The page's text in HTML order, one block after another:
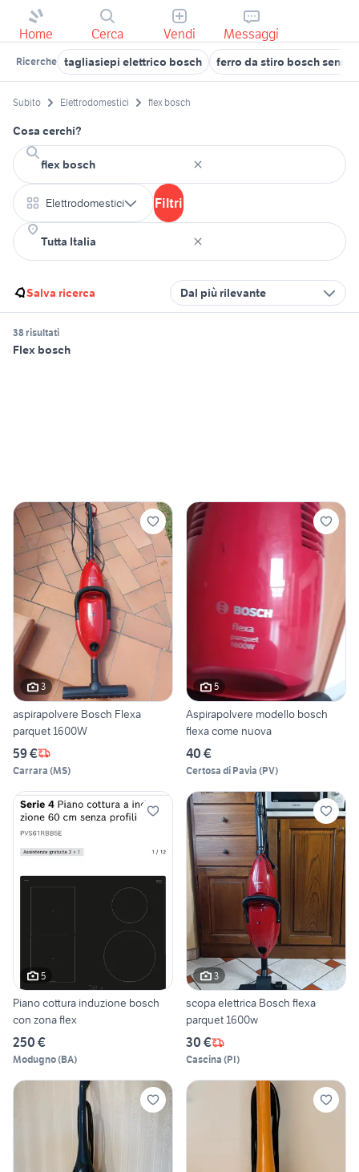
Home Cerca Vendi Messaggi
Ricerche tagliasiepi elettrico bosch ferro da stiro bosch
Subito Elettrodomestici flex bosch
Cosa cerchi?
Elettrodomestici Filtri
Salva ricerca Dal più rilevante
38 risultati
Flex bosch
3
aspirapolvere Bosch Flexa
parquet 1600W
59 €
Carrara (MS)
5
Aspirapolvere modello bosch
flexa come nuova
40 €
Certosa di Pavia (PV)
5
Piano cottura induzione bosch
con zona flex
250 €
Modugno(BA)
3
scopa elettrica Bosch flexa
parquet 1600w
30 €
Cascina (PI)